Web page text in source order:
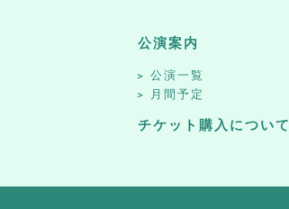
公演案内
公演一覧
月間予定
チケット購入について